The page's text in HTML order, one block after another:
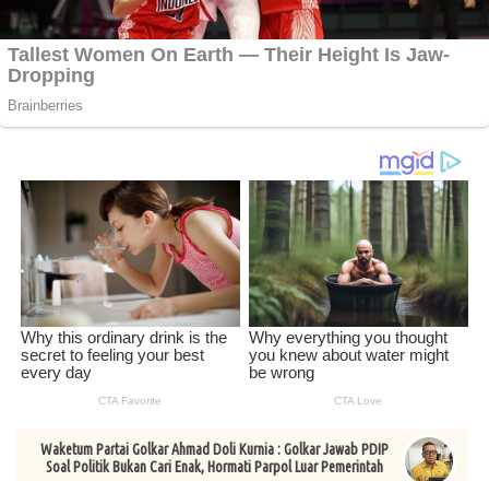
Waketum Partai Golkar Ahmad Doli Kurnia : Golkar Jawab PDIP
Soal Politik Bukan Cari Enak, Hormati Parpol Luar Pemerintah